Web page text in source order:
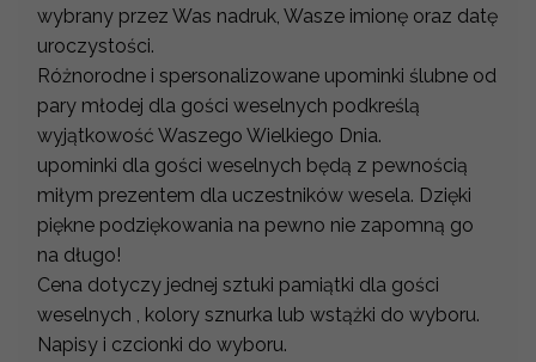
wybrany przez Was nadruk, Wasze imionę oraz datę
uroczystości.
Różnorodne i spersonalizowane upominki ślubne od
pary młodej dla gości weselnych podkreślą
wyjątkowość Waszego Wielkiego Dnia.
upominki dla gości weselnych będą z pewnością
miłym prezentem dla uczestników wesela. Dzięki
piękne podziękowania na pewno nie zapomną go
na długo!
Cena dotyczy jednej sztuki pamiątki dla gości
weselnych , kolory sznurka lub wstążki do wyboru.
Napisy i czcionki do wyboru.